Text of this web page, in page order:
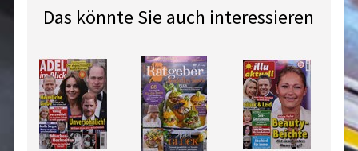
Das könnte Sie auch interessieren